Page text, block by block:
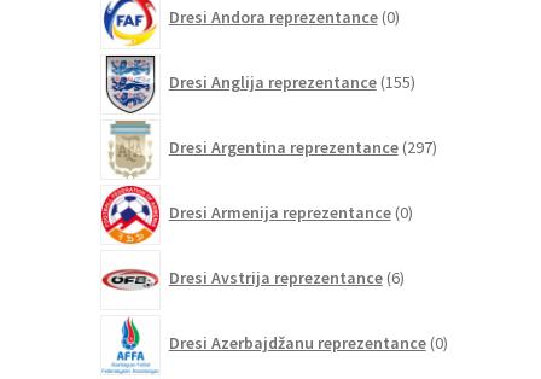
Dresi Andora reprezentance 0izdelkov
Dresi Anglija reprezentance 155izdelkov
Dresi Argentina reprezentance 297izdelkov
Dresi Armenija reprezentance 0izdelkov
Dresi Avstrija reprezentance 6izdelkov
Dresi Azerbajdžanu reprezentance 0izdelkov